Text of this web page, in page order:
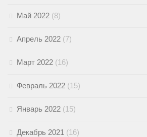
Май 2022 (8)
Апрель 2022 (7)
Март 2022 (16)
Февраль 2022 (15)
Январь 2022 (15)
Декабрь 2021 (16)